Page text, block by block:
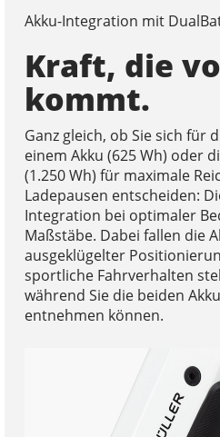
Akku-Integration mit
Kraft, die
kommt.
Ganz gleich, ob Sie sich für
einem Akku (625 Wh) oder
(1.250 Wh) für maximale
Ladepausen entscheiden:
Integration bei optimaler
Maßstäbe. Dabei fallen die
ausgeklügelter
sportliche Fahrverhalten
während Sie die beiden
entnehmen können.